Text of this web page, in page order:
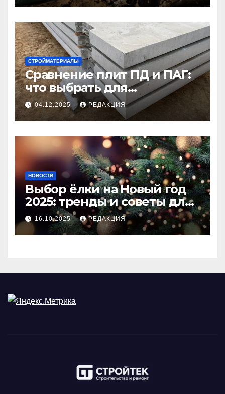
СТРОЙМАТЕРИАЛЫ
Сравнение плит ПД и ПАГ:
что выбрать для
долговечного и прочного
покрытия
04.12.2025 РЕДАКЦИЯ
НОВОСТИ
Выбор ёлки на Новый год
2025: тренды и советы для
идеального праздника
16.10.2025 РЕДАКЦИЯ